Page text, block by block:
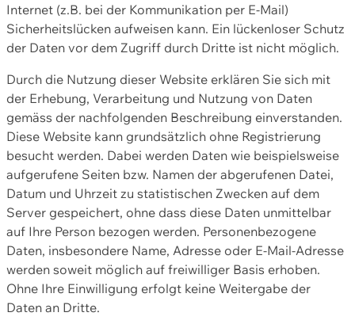
Internet (z.B. bei der Kommunikation per E-Mail)
Sicherheitslücken aufweisen kann. Ein lückenloser Schutz
der Daten vor dem Zugriff durch Dritte ist nicht möglich.
Durch die Nutzung dieser Website erklären Sie sich mit
der Erhebung, Verarbeitung und Nutzung von Daten
gemäss der nachfolgenden Beschreibung einverstanden.
Diese Website kann grundsätzlich ohne Registrierung
besucht werden. Dabei werden Daten wie beispielsweise
aufgerufene Seiten bzw. Namen der abgerufenen Datei,
Datum und Uhrzeit zu statistischen Zwecken auf dem
Server gespeichert, ohne dass diese Daten unmittelbar
auf Ihre Person bezogen werden. Personenbezogene
Daten, insbesondere Name, Adresse oder E-Mail-Adresse
werden soweit möglich auf freiwilliger Basis erhoben.
Ohne Ihre Einwilligung erfolgt keine Weitergabe der
Daten an Dritte.